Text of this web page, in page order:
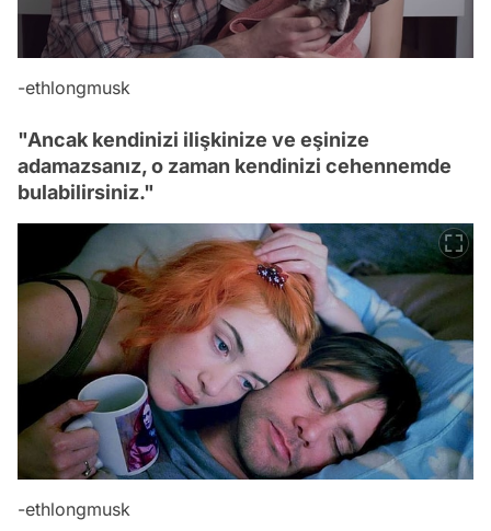
-ethlongmusk
"Ancak kendinizi ilişkinize ve eşinize
adamazsanız, o zaman kendinizi cehennemde
bulabilirsiniz."
-ethlongmusk